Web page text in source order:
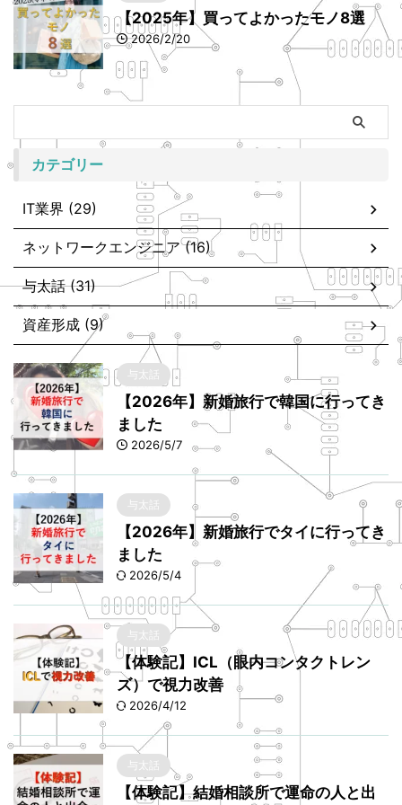
【2025年】買ってよかったモノ8選
2026/2/20
カテゴリー
IT業界 (29)
ネットワークエンジニア (16)
与太話 (31)
資産形成 (9)
与太話
【2026年】新婚旅行で韓国に行ってき
ました
2026/5/7
与太話
【2026年】新婚旅行でタイに行ってき
ました
2026/5/4
与太話
【体験記】ICL（眼内コンタクトレン
ズ）で視力改善
2026/4/12
与太話
【体験記】結婚相談所で運命の人と出